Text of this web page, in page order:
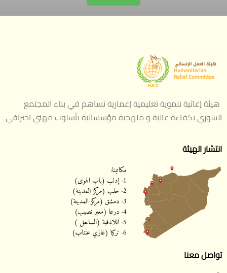
هيئة إغاثية تنموية تعليمية إعمارية تساهم في بناء المجتمع
السوري بكفاءة عالية و منهجية مؤسساتية بأسلوب مهني احترافي
انتشار الهيئة
تواصل معنا